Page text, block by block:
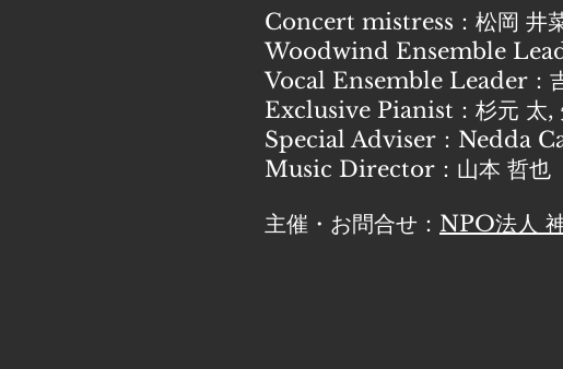
Concert mistress：松岡 井
Woodwind Ensemble
Vocal Ensemble Leader：
Exclusive Pianist：杉元 太,
Special Adviser：Nedda
Music Director：山本 哲也
主催・お問合せ： NPO法人